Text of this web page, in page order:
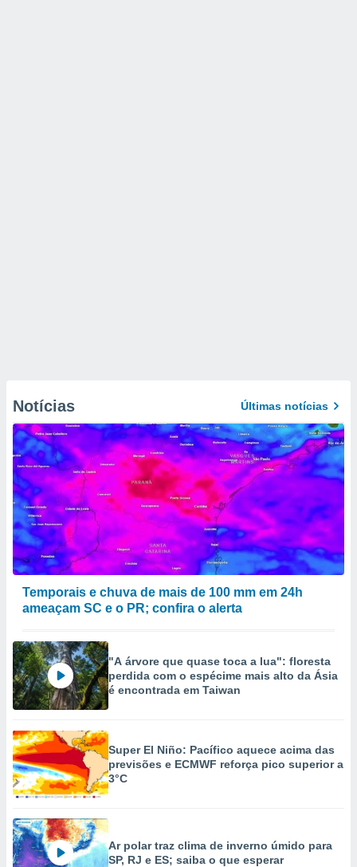
Notícias Últimas notícias
Temporais e chuva de mais de 100 mm em 24h
ameaçam SC e o PR; confira o alerta
"A árvore que quase toca a lua": floresta
perdida com o espécime mais alto da Ásia
é encontrada em Taiwan
Super El Niño: Pacífico aquece acima das
previsões e ECMWF reforça pico superior a
3°C
Ar polar traz clima de inverno úmido para
SP, RJ e ES; saiba o que esperar